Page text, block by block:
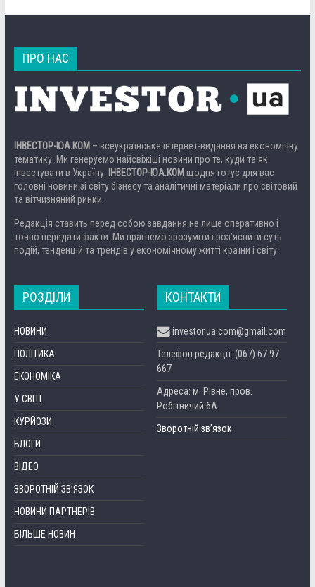
ПРО НАС
ІНВЕСТОР-ЮА.КОМ – всеукраїнське інтернет-видання на економічну
тематику. Ми генеруємо найсвіжіші новини про те, куди та як
інвестувати в Україну.
ІНВЕСТОР-ЮА.КОМ щодня готує для вас
головні новини зі світу бізнесу та аналітичні матеріали про світовий
та вітчизняний ринки.
Редакція ставить перед собою завдання не лише оперативно і
точно передати факти. Ми прагнемо зрозуміти і роз’яснити суть
подій, тенденцій та трендів у економічному житті країни і світу.
РОЗДІЛИ
НОВИНИ
ПОЛІТИКА
ЕКОНОМІКА
У СВІТІ
КУРЙОЗИ
БЛОГИ
ВІДЕО
ЗВОРОТНІЙ ЗВ’ЯЗОК
НОВИНИ ПАРТНЕРІВ
БІЛЬШЕ НОВИН
КОНТАКТИ
investor.ua.com@gmail.com
Телефон редакції: (067) 67 97
667
Адреса: м. Рівне, пров.
Робітничий 6А
Зворотній зв’язок